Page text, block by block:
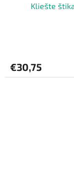
Kliešte
€30,75